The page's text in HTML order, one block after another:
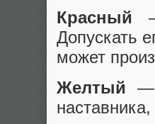
Красный
Допускать
может
Желтый —